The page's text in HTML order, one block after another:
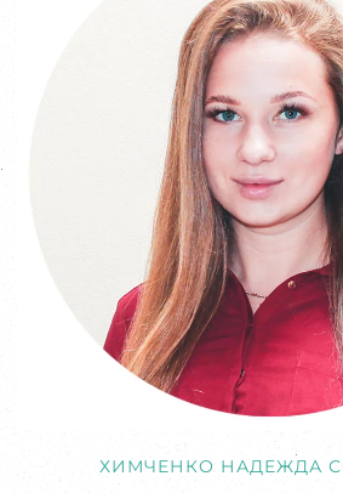
ХИМЧЕНКО НАДЕЖДА